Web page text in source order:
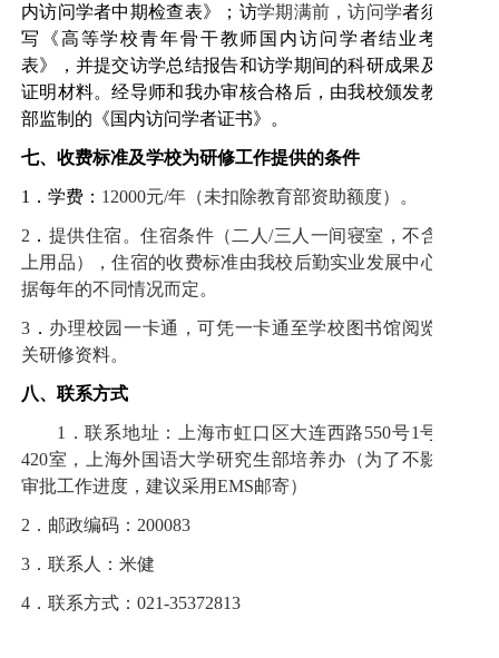
内访问学者中期检查表》；访学期满前，访问学者须填
写《高等学校青年骨干教师国内访问学者结业考核
表》，并提交访学总结报告和访学期间的科研成果及其
证明材料。经导师和我办审核合格后，由我校颁发教育
部监制的《国内访问学者证书》。
七、收费标准及学校为研修工作提供的条件
1 ．学费： 12000元/年（未扣除教育部资助额度）。
2 ． 提供住宿。住宿条件（二人/三人一间寝室，不含床
上用品），住宿的收费标准由我校后勤实业发展中心依
据每年的不同情况而定。
3． 办理校园一卡通，可凭一卡通至学校图书馆阅览有
关研修资料。
八、联系方式
1 ．联系地址：上海市虹口区大连西路550号1号楼
420室，上海外国语大学研究生部培养办（为了不影响
审批工作进度，建议采用EMS邮寄）
2 ．邮政编码： 200083
3．联系人：米健
4．联系方式： 021-35372813